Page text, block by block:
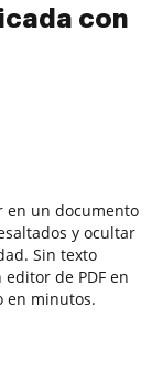
con
en un documento
y ocultar
Sin texto
de PDF en
en minutos.